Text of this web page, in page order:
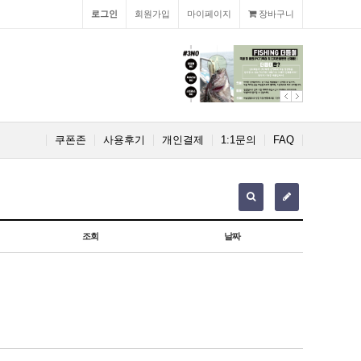
장바구니
마이페이지
회원가입
로그인
FAQ
1:1문의
개인결제
사용후기
쿠폰존
조회 날짜